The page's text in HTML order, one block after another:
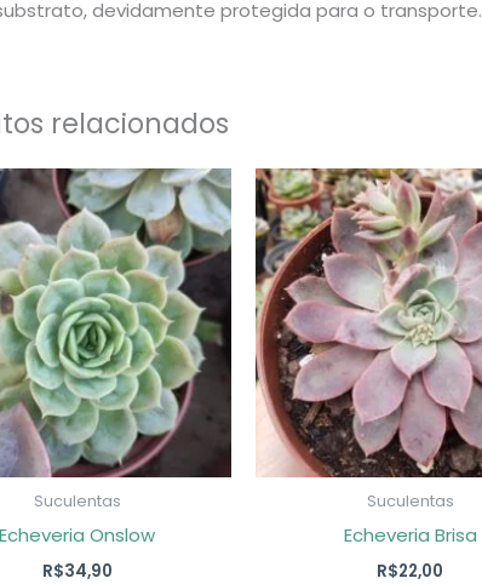
devidamente protegida para o transporte.
relacionados
Suculentas
Echeveria Onslow
R$34,90
Suculentas
Echeveria Brisa
R$22,00